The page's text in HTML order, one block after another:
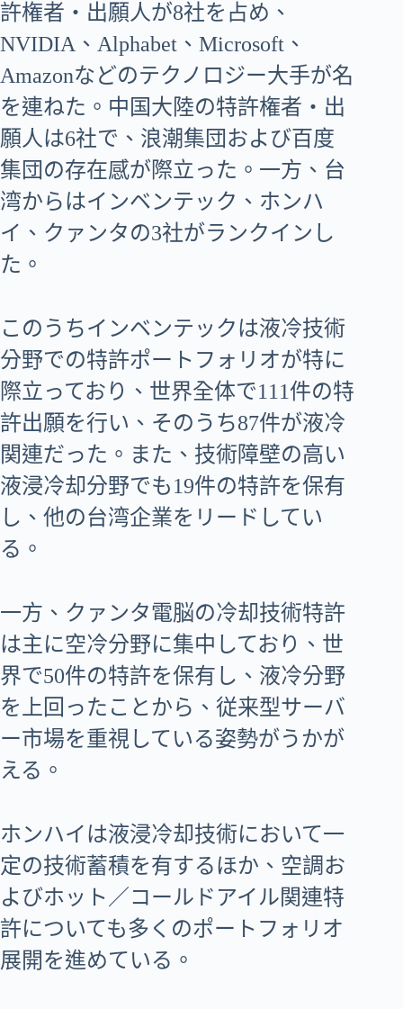
許権者・出願人が8社を占め、
NVIDIA、Alphabet、Microsoft、
Amazonなどのテクノロジー大手が名
を連ねた。中国大陸の特許権者・出
願人は6社で、浪潮集団および百度
集団の存在感が際立った。一方、台
湾からはインベンテック、ホンハ
イ、クァンタの3社がランクインし
た。
このうちインベンテックは液冷技術
分野での特許ポートフォリオが特に
際立っており、世界全体で111件の特
許出願を行い、そのうち87件が液冷
関連だった。また、技術障壁の高い
液浸冷却分野でも19件の特許を保有
し、他の台湾企業をリードしてい
る。
一方、クァンタ電脳の冷却技術特許
は主に空冷分野に集中しており、世
界で50件の特許を保有し、液冷分野
を上回ったことから、従来型サーバ
ー市場を重視している姿勢がうかが
える。
ホンハイは液浸冷却技術において一
定の技術蓄積を有するほか、空調お
よびホット／コールドアイル関連特
許についても多くのポートフォリオ
展開を進めている。